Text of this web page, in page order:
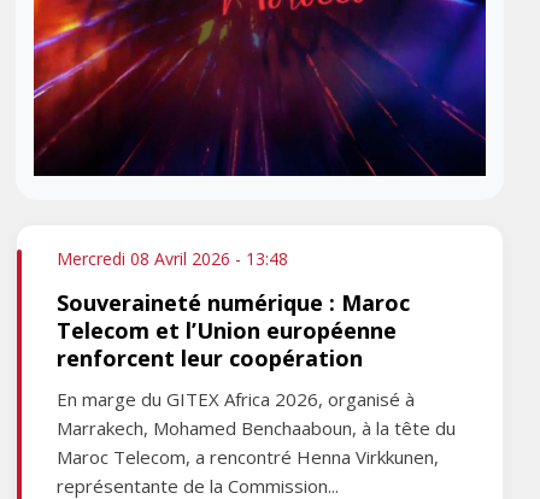
Mercredi 08 Avril 2026 - 13:48
Souveraineté numérique : Maroc
Telecom et l’Union européenne
renforcent leur coopération
En marge du GITEX Africa 2026, organisé à
Marrakech, Mohamed Benchaaboun, à la tête du
Maroc Telecom, a rencontré Henna Virkkunen,
représentante de la Commission...